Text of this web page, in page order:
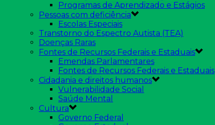
Programas de Aprendizado e Estágios
Pessoas com deficiência
Escolas Especiais
Transtorno do Espectro Autista (TEA)
Doenças Raras
Fontes de Recursos Federais e Estaduais
Emendas Parlamentares
Fontes de Recursos Federais e Estaduais
Cidadania e direitos humanos
Vulnerabilidade Social
Saúde Mental
Cultura
Governo Federal